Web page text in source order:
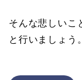
そんな悲しいこ
と行いましょう。